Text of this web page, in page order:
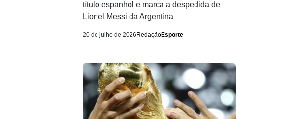
título espanhol e marca a despedida de
Lionel Messi da Argentina
20 de julho de 2026 RedaçãoEsporte